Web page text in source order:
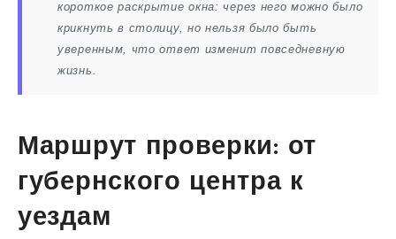
короткое раскрытие окна: через него можно было
крикнуть в столицу, но нельзя было быть
уверенным, что ответ изменит повседневную
жизнь.
Маршрут проверки: от
губернского центра к
уездам